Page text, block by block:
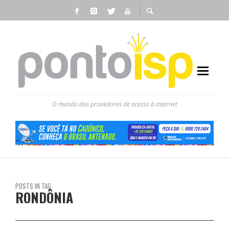
O mundo dos provedores de acesso à internet
POSTS IN TAG
RONDÔNIA